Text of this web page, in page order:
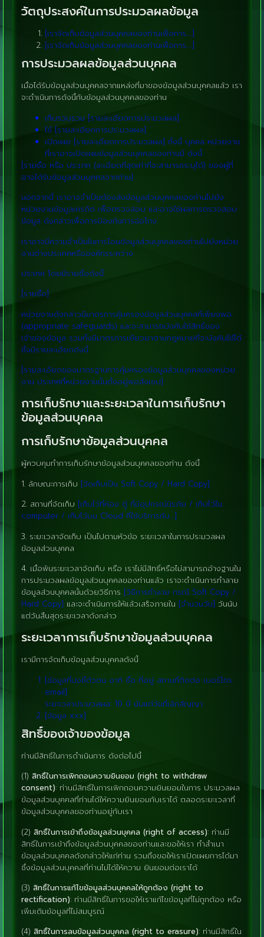
วัตถุประสงค์ในการประมวลผลข้อมูล
[เราจัดเก็บข้อมูลส่วนบุคคลของท่านเพื่อการ….]
[เราจัดเก็บข้อมูลส่วนบุคคลของท่านเพื่อการ….]
การประมวลผลข้อมูลส่วนบุคคล
เมื่อได้รับข้อมูลส่วนบุคคลจากแหล่งที่มาของข้อมูลส่วนบุคคลแล้ว เรา
จะดำเนินการดังนี้กับข้อมูลส่วนบุคคลของท่าน
เก็บรวบรวม [รายละเอียดการประมวลผล]
ใช้ [รายละเอียดการประมวลผล]
เปิดเผย [รายละเอียดการประมวลผล] ทั้งนี้ บุคคล หน่วยงาน
ที่เราอาจเปิดเผยข้อมูลส่วนบุคคลของท่านมี ดังนี้
[รายชื่อ หรือ ประเภท (ละเอียดที่สุดเท่าที่จะสามารถระบุได้) ของผู้ที่
อาจได้รับข้อมูลส่วนบุคคลจากท่าน]
นอกจากนี้ เราอาจจำเป็นต้องส่งข้อมูลส่วนบุคคลของท่านไปยัง
หน่วยงานข้อมูลเครดิต เพื่อตรวจสอบ และอาจใช้ผลการตรวจสอบ
ข้อมูล ดังกล่าวเพื่อการป้องกันการฉ้อโกง
เราอาจมีความจำเป็นในการโอนข้อมูลส่วนบุคคลของท่านไปยังหน่วย
งานต่างประเทศหรือองค์กรระหว่าง
ประเทศ โดยมีรายชื่อดังนี้
[รายชื่อ]
หน่วยงานดังกล่าวมีมาตรการคุ้มครองข้อมูลส่วนบุคคลที่เพียงพอ
(appropriate safeguards) และจะสามารถบังคับใช้สิทธิ์ของ
เจ้าของข้อมูล รวมทั้งมีมาตรการเยียวยาตามกฎหมายที่จะบังคับใช้ได้
ซึ่งมีรายละเอียดดังนี้
[รายละเอียดของมาตรฐานการคุ้มครองข้อมูลส่วนบุคคลของหน่วย
งาน ประเทศที่หน่วยงานนั้นตั้งอยู่พอสังเขป]
การเก็บรักษาและระยะเวลาในการเก็บรักษา
ข้อมูลส่วนบุคคล
การเก็บรักษาข้อมูลส่วนบุคคล
ผู้ควบคุมทำการเก็บรักษาข้อมูลส่วนบุคคลของท่าน ดังนี้
1. ลักษณะการเก็บ [จัดเก็บเป็น Soft Copy / Hard Copy]
2. สถานที่จัดเก็บ [เก็บไว้ที่ห้อง ตู้ ที่มีอุปกรณ์นิรภัย / เก็บไว้ใน
computer / เก็บไว้บน Cloud ที่ใช้บริการกับ…]
3. ระยะเวลาจัดเก็บ เป็นไปตามหัวข้อ ระยะเวลาในการประมวลผล
ข้อมูลส่วนบุคคล
4. เมื่อพ้นระยะเวลาจัดเก็บ หรือ เราไม่มีสิทธิ์หรือไม่สามารถอ้างฐานใน
การประมวลผลข้อมูลส่วนบุคคลของท่านแล้ว เราจะดำเนินการทำลาย
ข้อมูลส่วนบุคคลนั้นด้วยวิธีการ [วิธีการทำลาย กรณี Soft Copy /
Hard Copy] และจะดำเนินการให้แล้วเสร็จภายใน [จำนวนวัน] วันนับ
แต่วันสิ้นสุดระยะเวลาดังกล่าว
ระยะเวลาการเก็บรักษาข้อมูลส่วนบุคคล
เรามีการจัดเก็บข้อมูลส่วนบุคคลดังนี้
[ข้อมูลที่บ่งชี้ตัวตน อาทิ ชื่อ ที่อยู่ สถานที่ติดต่อ เบอร์โทร
email]
ระยะเวลาประมวลผล: 10 ปี นับแต่วันที่เลิกสัญญา
[ข้อมูล xxx]
สิทธิ์ของเจ้าของข้อมูล
ท่านมีสิทธิ์ในการดำเนินการ ดังต่อไปนี้
(1) สิทธิ์ในการเพิกถอนความยินยอม (right to withdraw
consent): ท่านมีสิทธิ์ในการเพิกถอนความยินยอมในการ ประมวลผล
ข้อมูลส่วนบุคคลที่ท่านได้ให้ความยินยอมกับเราได้ ตลอดระยะเวลาที่
ข้อมูลส่วนบุคคลของท่านอยู่กับเรา
(2) สิทธิ์ในการเข้าถึงข้อมูลส่วนบุคคล (right of access): ท่านมี
สิทธิ์ในการเข้าถึงข้อมูลส่วนบุคคลของท่านและขอให้เรา ทำสำเนา
ข้อมูลส่วนบุคคลดังกล่าวให้แก่ท่าน รวมถึงขอให้เราเปิดเผยการได้มา
ซึ่งข้อมูลส่วนบุคคลที่ท่านไม่ได้ให้ความ ยินยอมต่อเราได้
(3) สิทธิ์ในการแก้ไขข้อมูลส่วนบุคคลให้ถูกต้อง (right to
rectification): ท่านมีสิทธิ์ในการขอให้เราแก้ไขข้อมูลที่ไม่ถูกต้อง หรือ
เพิ่มเติมข้อมูลที่ไม่สมบูรณ์
(4) สิทธิ์ในการลบข้อมูลส่วนบุคคล (right to erasure): ท่านมีสิทธิ์ใน